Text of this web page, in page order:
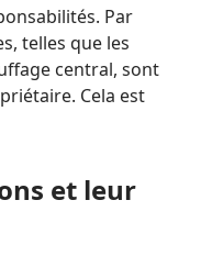
Par
telles que les
central, sont
Cela est
et leur